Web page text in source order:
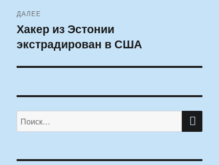
ДАЛЕЕ
Следующая
запись:
Хакер из Эстонии
экстрадирован в США
Искать: